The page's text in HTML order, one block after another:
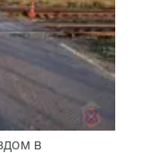
в